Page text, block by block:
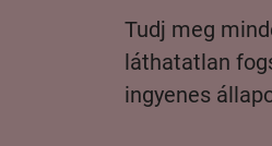
Tudj meg
láthatatlan
ingyenes